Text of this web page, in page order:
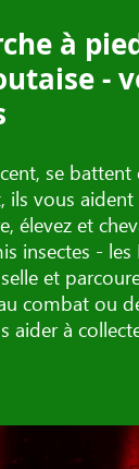
à
-
se battent
ils vous aident
élevez et
insectes - les
et
combat ou
aider à